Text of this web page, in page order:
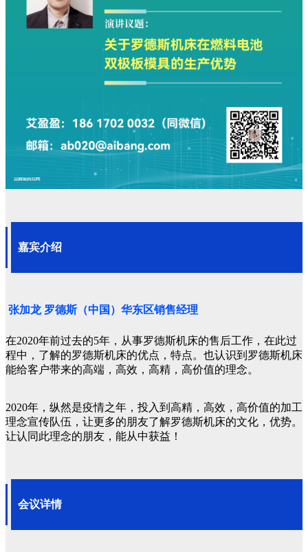
嘉宾介绍
张加龙 罗德斯（中国）华东区销售经理
在2020年前过去的5年，从事罗德斯机床的售后工作，在此过
程中，了解的罗德斯机床的优点，特点。也认识到罗德斯机床
能给客户带来的高端，高效，高精，高价值的理念。
2020年，纵然是疫情之年，投入到高精，高效，高价值的加工
理念宣传队伍，让更多的朋友了解罗德斯机床的文化，优势。
让认同此理念的朋友，能从中获益！
会议详情